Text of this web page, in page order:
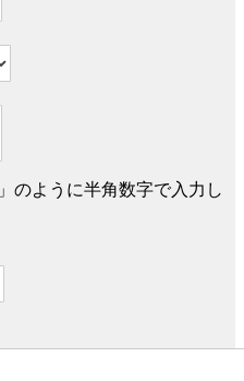
のように半角数字で入力し